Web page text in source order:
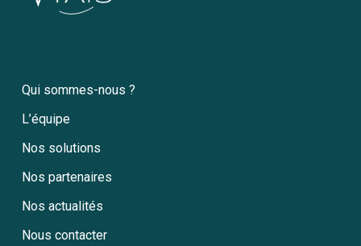
Qui sommes-nous ?
L’équipe
Nos solutions
Nos partenaires
Nos actualités
Nous contacter